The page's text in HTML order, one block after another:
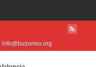
info@buzoneo.org